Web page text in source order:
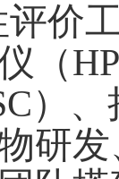
价
（
）
研